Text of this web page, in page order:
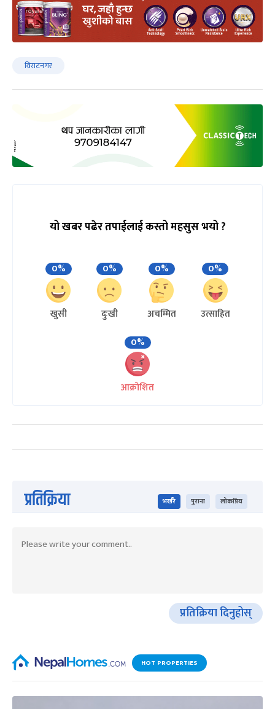
विराटनगर
यो खबर पढेर तपाईलाई कस्तो महसुस भयो ?
0%
खुसी
0%
दुःखी
0%
अचम्मित
0%
उत्साहित
0%
आक्रोशित
प्रतिक्रिया भर्खरै पुराना लोकप्रिय
प्रतिक्रिया दिनुहोस्
HOT PROPERTIES